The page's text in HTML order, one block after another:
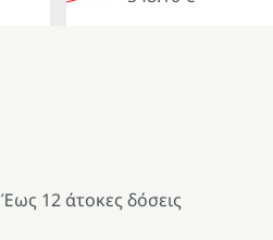
Έως 12 άτοκες δόσεις